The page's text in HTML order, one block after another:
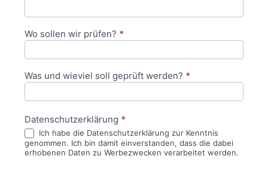
Wo sollen wir prüfen? *
Was und wieviel soll geprüft werden? *
Datenschutzerklärung *
Ich habe die Datenschutzerklärung zur Kenntnis
genommen. Ich bin damit einverstanden, dass die dabei
erhobenen Daten zu Werbezwecken verarbeitet werden.